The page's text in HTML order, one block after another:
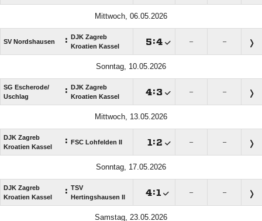
Mittwoch, 06.05.2026
SV Nordshausen : DJK Zagreb
Kroatien Kassel
: – –
Sonntag, 10.05.2026
SG Escherode/​
Uschlag
: DJK Zagreb
Kroatien Kassel
: – –
Mittwoch, 13.05.2026
DJK Zagreb
Kroatien Kassel
: FSC Lohfelden II  : – –
Sonntag, 17.05.2026
DJK Zagreb
Kroatien Kassel
: TSV
Hertingshausen II
: – –
Samstag, 23.05.2026